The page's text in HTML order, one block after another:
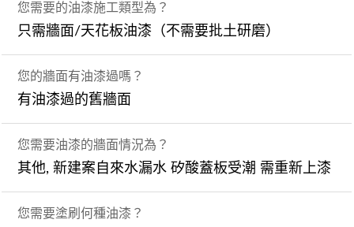
您需要的油漆施工類型為？
只需牆面/天花板油漆（不需要批土研磨）
您的牆面有油漆過嗎？
有油漆過的舊牆面
您需要油漆的牆面情況為？
其他, 新建案自來水漏水 矽酸蓋板受潮 需重新上漆
您需要塗刷何種油漆？